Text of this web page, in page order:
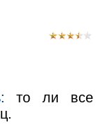
то ли все